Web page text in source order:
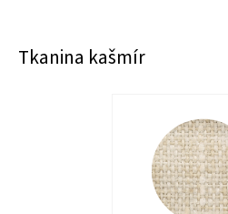
Tkanina kašmír